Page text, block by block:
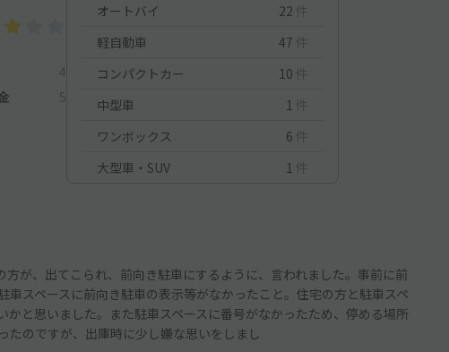
4
5
オートバイ
22 件
軽自動車
47 件
コンパクトカー
10 件
中型車
1 件
ワンボックス
6 件
大型車・SUV
1 件
が、出てこられ、前向き駐車にするように、言われました。事前に前
スペースに前向き駐車の表示等がなかったこと。住宅の方と駐車スペ
かと思いました。また駐車スペースに番号がなかったため、停める場所
たのですが、出庫時に少し嫌な思いをしまし